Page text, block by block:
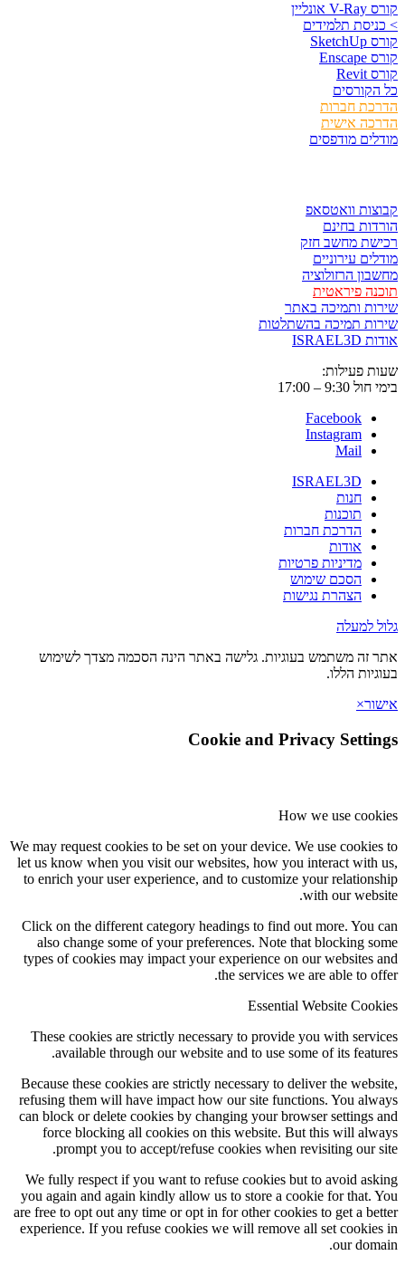
קורס V-Ray אונליין
> כניסת תלמידים
קורס SketchUp
קורס Enscape
קורס Revit
כל הקורסים
הדרכת חברות
הדרכה אישית
מודלים מודפסים
קבוצות וואטסאפ
הורדות בחינם
רכישת מחשב חזק
מודלים עירוניים
מחשבון הרזולוציה
תוכנה פיראטית
שירות ותמיכה באתר
שירות תמיכה בהשתלטות
אודות ISRAEL3D
שעות פעילות:
בימי חול 9:30 – 17:00
Facebook
Instagram
Mail
ISRAEL3D
חנות
תוכנות
הדרכת חברות
אודות
מדיניות פרטיות
הסכם שימוש
הצהרת נגישות
גלול למעלה
אתר זה משתמש בעוגיות. גלישה באתר הינה הסכמה מצדך לשימוש
בעוגיות הללו.
אישור×
Cookie and Privacy Settings
How we use cookies
We may request cookies to be set on your device. We use cookies to
let us know when you visit our websites, how you interact with us,
to enrich your user experience, and to customize your relationship
with our website.
Click on the different category headings to find out more. You can
also change some of your preferences. Note that blocking some
types of cookies may impact your experience on our websites and
the services we are able to offer.
Essential Website Cookies
These cookies are strictly necessary to provide you with services
available through our website and to use some of its features.
Because these cookies are strictly necessary to deliver the website,
refusing them will have impact how our site functions. You always
can block or delete cookies by changing your browser settings and
force blocking all cookies on this website. But this will always
prompt you to accept/refuse cookies when revisiting our site.
We fully respect if you want to refuse cookies but to avoid asking
you again and again kindly allow us to store a cookie for that. You
are free to opt out any time or opt in for other cookies to get a better
experience. If you refuse cookies we will remove all set cookies in
our domain.